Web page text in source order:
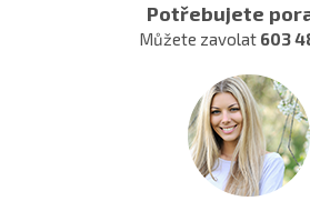
Potřebujete
Můžete zavolat 603